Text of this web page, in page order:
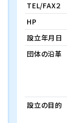
TEL/FAX２
HP
設立年月日
団体の沿革
設立の目的